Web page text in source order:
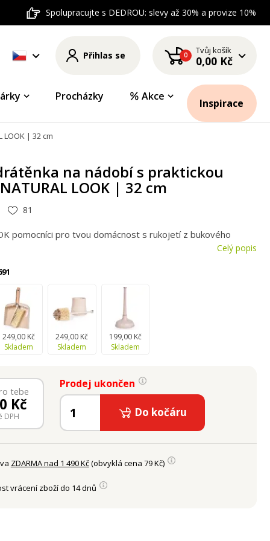
Spolupracujte s DEDROU: slevy až 30% a provize 10%
Přihlas se 0 Tvůj košík
0,00 Kč
Procházky Akce
Inspirace
| 32 cm
na nádobí s praktickou
LOOK | 32 cm
81
pomocníci pro tvou domácnost s rukojetí z bukového
Celý popis
249,00 Kč
Skladem
249,00 Kč
Skladem
199,00 Kč
Skladem
tebe
Kč
DPH
Prodej ukončen
Do kočáru
ZDARMA nad 1 490 Kč(obvyklá cena 79 Kč)
vrácení zboží do 14 dnů